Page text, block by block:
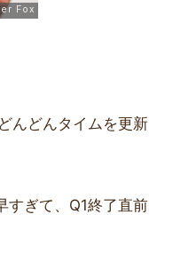
んどんタイムを更新
すぎて、Q1終了直前